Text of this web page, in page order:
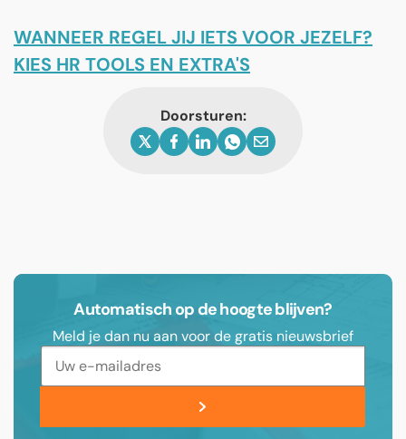
WANNEER REGEL JIJ IETS VOOR JEZELF?
KIES HR TOOLS EN EXTRA'S
Doorsturen:
Automatisch op de hoogte blijven?
Meld je dan nu aan voor de gratis nieuwsbrief